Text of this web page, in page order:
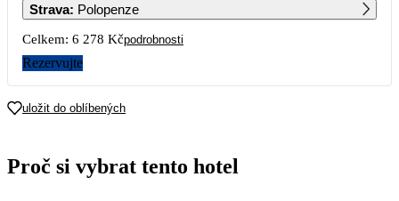
5
3 909
6
3 909
7
3 909
8 9 10 11
12
3 139 3 139 3 139 3 139 3 139 3 139 3 139
19 20
26
3 139
27 28 29
Strava: Polopenze
Celkem: 6 278 Kčpodrobnosti
Rezervujte
uložit do oblíbených
Proč si vybrat tento hotel